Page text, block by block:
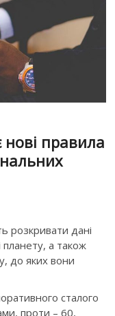
правила
розкривати дані
планету, а також
до яких вони
сталого
проти – 60,